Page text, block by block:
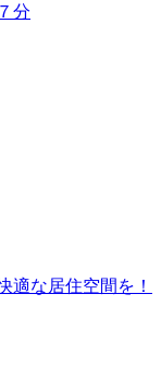
分
適な居住空間を！